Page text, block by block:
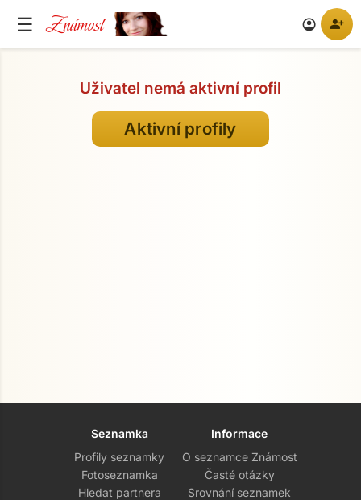
☰ Známost account_circle person_add
Uživatel nemá aktivní profil
Aktivní profily
Seznamka
Profily seznamky
Fotoseznamka
Hledat partnera
Informace
O seznamce Známost
Časté otázky
Srovnání seznamek